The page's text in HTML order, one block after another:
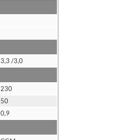
3,3 /3,0
230
50
0,9